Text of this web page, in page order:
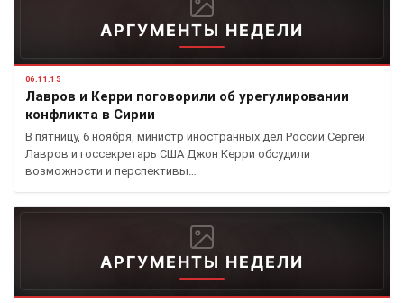
АРГУМЕНТЫ НЕДЕЛИ
06.11.15
Лавров и Керри поговорили об урегулировании
конфликта в Сирии
В пятницу, 6 ноября, министр иностранных дел России Сергей
Лавров и госсекретарь США Джон Керри обсудили
возможности и перспективы…
АРГУМЕНТЫ НЕДЕЛИ